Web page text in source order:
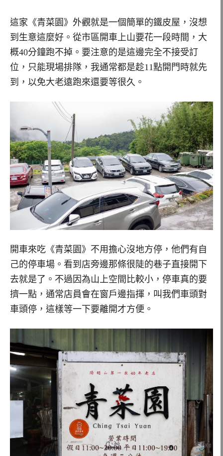
這家《青菜園》外觀就是一個簡單的鐵皮屋，沒想
到生意這麼好。從市區開車上山要花一段時間，大
概40分鐘跑不掉。要注意的是這邊完全不接受訂
位，只能現場排隊，我通常都是趁11點開門時就先
到，以免大老遠跑來還要等很久。
開車來吃《青菜園》不用擔心沒地方停，他們有自
己的停車場。看到店旁邊那條很陡的巷子直接開下
去就是了。不過因為山上空間比較小，停車真的要
擠一點，通常店員會在窗戶邊指揮，叫我們車頭對
車頭停，這樣等一下要離開才方便。